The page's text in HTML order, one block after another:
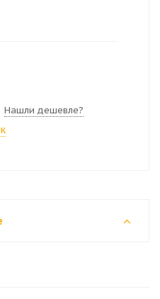
Нашли дешевле?